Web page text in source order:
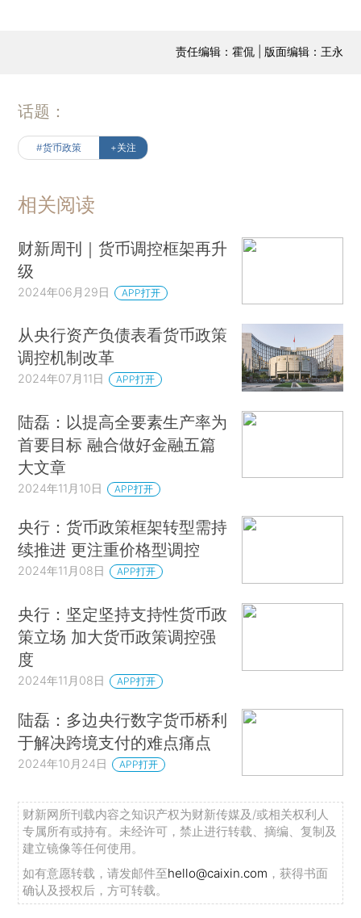
责任编辑：霍侃 | 版面编辑：王永
话题：
#货币政策 +关注
相关阅读
财新周刊｜货币调控框架再升
级
2024年06月29日 APP打开
从央行资产负债表看货币政策
调控机制改革
2024年07月11日 APP打开
陆磊：以提高全要素生产率为
首要目标 融合做好金融五篇
大文章
2024年11月10日 APP打开
央行：货币政策框架转型需持
续推进 更注重价格型调控
2024年11月08日 APP打开
央行：坚定坚持支持性货币政
策立场 加大货币政策调控强
度
2024年11月08日 APP打开
陆磊：多边央行数字货币桥利
于解决跨境支付的难点痛点
2024年10月24日 APP打开
财新网所刊载内容之知识产权为财新传媒及/或相关权利人
专属所有或持有。未经许可，禁止进行转载、摘编、复制及
建立镜像等任何使用。
如有意愿转载，请发邮件至hello@caixin.com ，获得书面
确认及授权后，方可转载。